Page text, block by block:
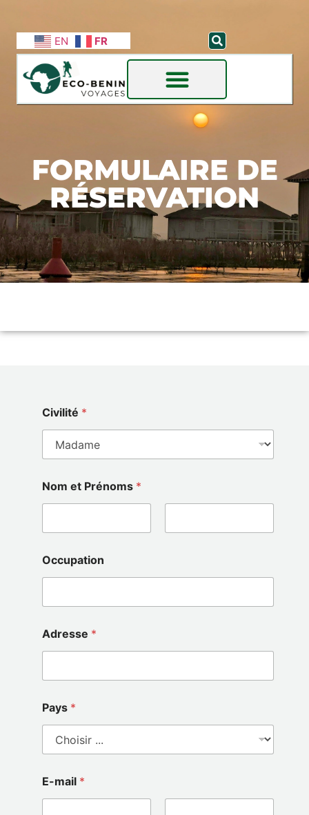
EN FR
FORMULAIRE DE
RÉSERVATION
Civilité *
Nom et Prénoms *
Occupation
Adresse *
Pays *
E-mail *